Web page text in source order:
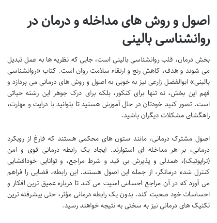
اصول و روش های مداخله و درمان در
روانشناسی بالینی
بخش درمان، قلب روانشناسی بالینی است، جایی که نظریه ها به عمل تبدیل
می شوند و هدف، کاهش رنج و ارتقاء سلامت روان است. کتاب «روانشناسی
بالینی» ابوالفضل زارعی نیز به خوبی به اصول و روش های درمانی می پردازد و
فهم این بخش، نه تنها برای کنکور، بلکه برای درک جوهر این رشته حیاتی
است. تصور کنید خودتان در حال آموزش هستید تا بتوانید با درایت و مهارت،
راهگشای مشکلات دیگران باشید.
اصول مشترک درمانی، مانند ستون های محکمی هستند که فارغ از رویکرد
درمانی، بر هر مداخله ای استوارند. ایجاد یک رابطه درمانی قوی و امن
(تراپوتیک)، همدلی و پذیرش بی قید و شرط مراجع، و توانایی خودافشایی
کنترل شده درمانگر، از جمله این اصول هستند. این رابطه، فضایی را فراهم
می آورد که در آن مراجع احساس امنیت می کند تا درباره عمیق ترین افکار و
احساسات خود صحبت کند. بدون یک رابطه درمانی مؤثر، حتی پیشرفته ترین
تکنیک های درمانی نیز به سختی به نتیجه خواهند رسید.